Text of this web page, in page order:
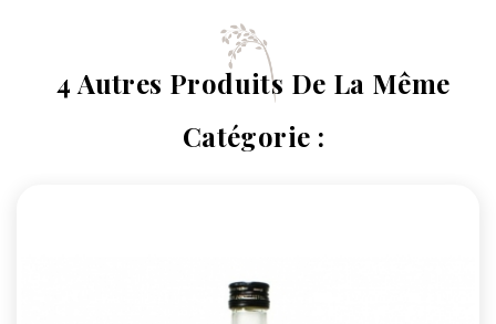
4 Autres Produits De La Même
Catégorie :